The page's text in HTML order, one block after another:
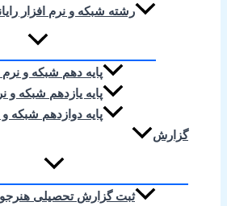
رشته شبکه و نرم افزار
پایه دهم شبکه و نرم
پایه یازدهم شبکه و
پایه دوازدهم شبکه و
گزارش
ثبت گزارش تحصیلی